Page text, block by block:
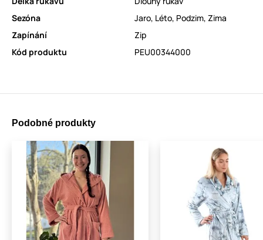
Sezóna
Jaro, Léto, Podzim, Zima
Zapínání
Zip
Kód produktu
PEU00344000
Podobné produkty